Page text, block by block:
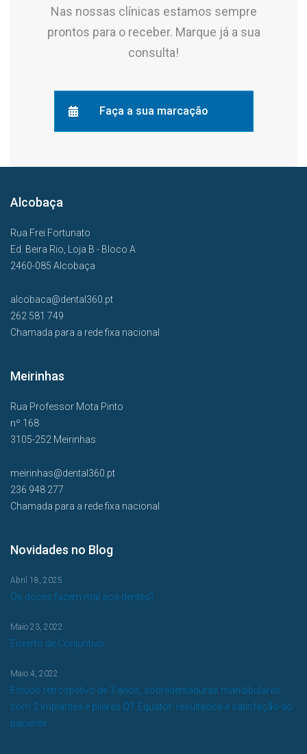
Nas nossas clínicas estamos sempre
prontos para o receber. Marque já a sua
consulta!
Faça a sua marcação
Alcobaça
Rua Frei Fortunato
Ed. Beira Rio, Loja B - Bloco A
2460-085 Alcobaça
alcobaca@dental360.pt
262 581 749
Chamada para a rede fixa nacional
Meirinhas
Rua Professor Mota Pinto
nº 168
3105-252 Meirinhas
meirinhas@dental360.pt
236 948 277
Chamada para a rede fixa nacional
Novidades no Blog
Os doces fazem mal aos dentes?
Abril 18, 2025
Enxerto de Conjuntivo
Maio 23, 2022
Estudo retrospetivo de 3 anos, sobredentaduras mandibulares
com 2 implantes e pilares OT Equator: resultados e satisfação do
paciente
Maio 4, 2022